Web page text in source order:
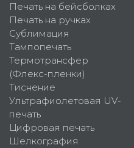
Печать на бейсболках
Печать на ручках
Сублимация
Тампопечать
Термотрансфер
(Флекс-пленки)
Тиснение
Ультрафиолетовая UV-
печать
Цифровая печать
Шелкография